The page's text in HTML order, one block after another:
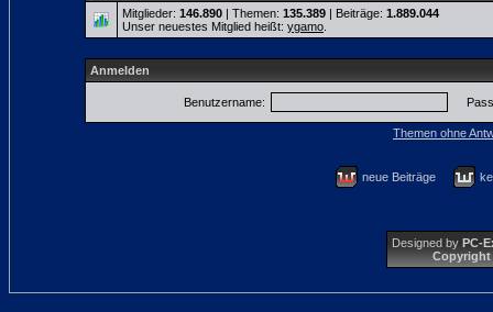
Mitglieder: 146.890 | Themen: 135.389 | Beiträge: 1.889.044
Unser neuestes Mitglied heißt: ygamo.
Anmelden
Benutzername:
Themen ohne
neue Beiträge
Designed by PC-
Copyright